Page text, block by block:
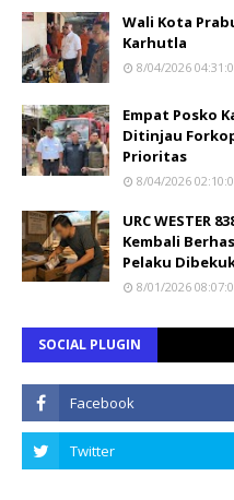
Wali Kota
Karhutla
8/04/2026
Empat Posko
Ditinjau
Prioritas
8/04/2026
URC WESTER
Kembali
Pelaku
8/01/2026
SOCIAL PLUGIN